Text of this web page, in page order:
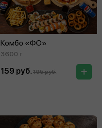
Комбо «ФО»
3600 г
159 руб. 195 руб.